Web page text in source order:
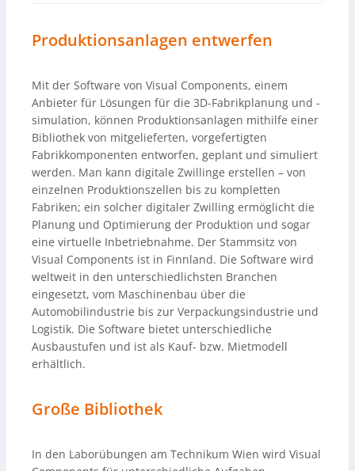
Produktionsanlagen entwerfen
Mit der Software von Visual Components, einem
Anbieter für Lösungen für die 3D-Fabrikplanung und -
simulation, können Produktionsanlagen mithilfe einer
Bibliothek von mitgelieferten, vorgefertigten
Fabrikkomponenten entworfen, geplant und simuliert
werden. Man kann digitale Zwillinge erstellen – von
einzelnen Produktionszellen bis zu kompletten
Fabriken; ein solcher digitaler Zwilling ermöglicht die
Planung und Optimierung der Produktion und sogar
eine virtuelle Inbetriebnahme. Der Stammsitz von
Visual Components ist in Finnland. Die Software wird
weltweit in den unterschiedlichsten Branchen
eingesetzt, vom Maschinenbau über die
Automobilindustrie bis zur Verpackungsindustrie und
Logistik. Die Software bietet unterschiedliche
Ausbaustufen und ist als Kauf- bzw. Mietmodell
erhältlich.
Große Bibliothek
In den Laborübungen am Technikum Wien wird Visual